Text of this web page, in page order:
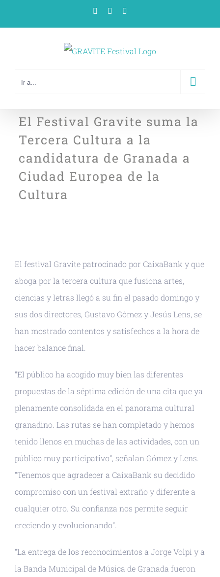
Facebook
Ir a...
El Festival Gravite suma la
Tercera Cultura a la
candidatura de Granada a
Ciudad Europea de la
Cultura
El festival Gravite patrocinado por CaixaBank y que
aboga por la tercera cultura que fusiona artes,
ciencias y letras llegó a su fin el pasado domingo y
sus dos directores, Gustavo Gómez y Jesús Lens, se
han mostrado contentos y satisfechos a la hora de
hacer balance final.
“El público ha acogido muy bien las diferentes
propuestas de la séptima edición de una cita que ya
plenamente consolidada en el panorama cultural
granadino. Las rutas se han completado y hemos
tenido llenos en muchas de las actividades, con un
público muy participativo”, señalan Gómez y Lens.
“Tenemos que agradecer a CaixaBank su decidido
compromiso con un festival extraño y diferente a
cualquier otro. Su confianza nos permite seguir
creciendo y evolucionando”.
“La entrega de los reconocimientos a Jorge Volpi y a
la Banda Municipal de Música de Granada fueron